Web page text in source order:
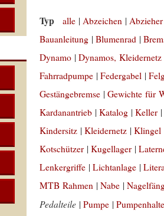
Typ alle |Abzeichen |
Bauanleitung |Blumenrad |
Dynamo |Dynamos, Kleidernetz
Fahrradpumpe |Federgabel |
Gestängebremse |Gewichte für
Kardanantrieb |Katalog |Keller
Kindersitz |Kleidernetz |Klingel
Kotschützer |Kugellager |
Lenkergriffe |Lichtanlage |
MTB Rahmen |Nabe |
Pedalteile |Pumpe |